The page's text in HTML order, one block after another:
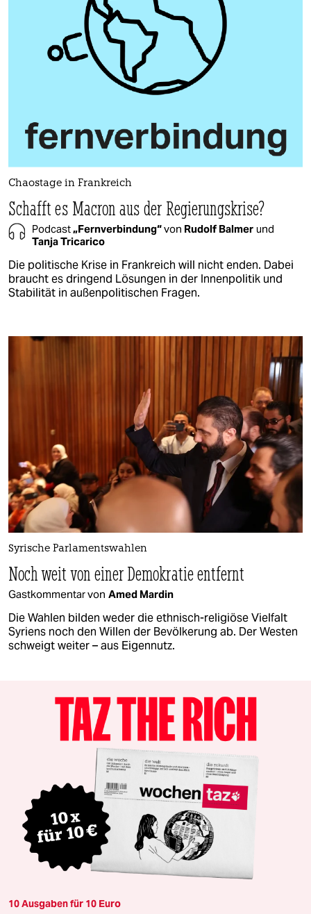
Chaostage in Frankreich
Schafft es Macron aus der Regierungskrise?
Podcast„Fernverbindung“von Rudolf Balmer und
Tanja Tricarico
Die politische Krise in Frankreich will nicht enden. Dabei
braucht es dringend Lösungen in der Innenpolitik und
Stabilität in außenpolitischen Fragen.
Syrische Parlamentswahlen
Noch weit von einer Demokratie entfernt
Gastkommentar von Amed Mardin
Die Wahlen bilden weder die ethnisch-religiöse Vielfalt
Syriens noch den Willen der Bevölkerung ab. Der Westen
schweigt weiter – aus Eigennutz.
10 Ausgaben für 10 Euro